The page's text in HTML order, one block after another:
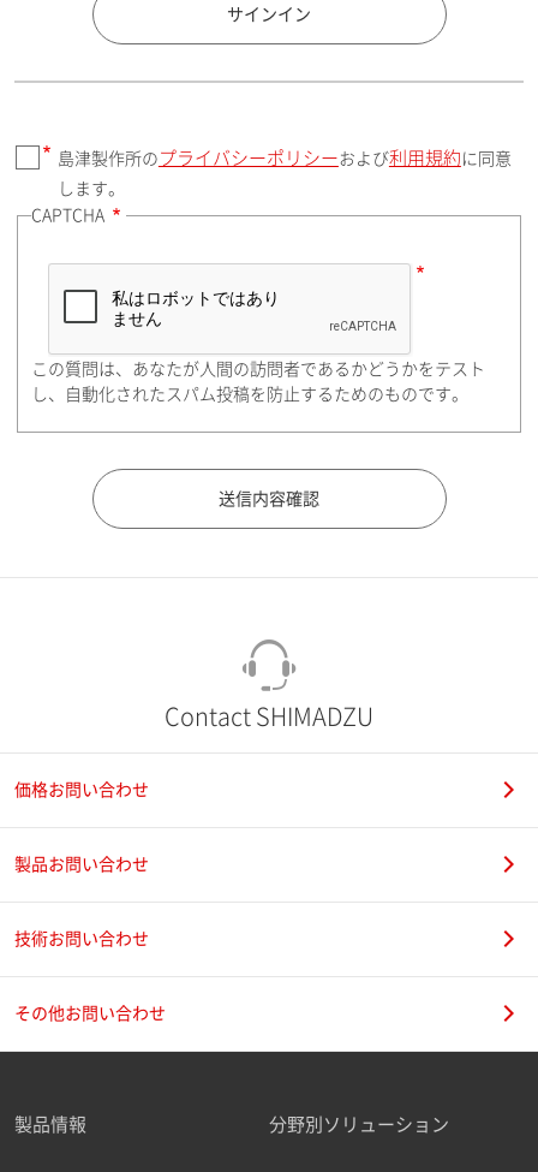
国 / エリア
郵便番号（勤務先）
住所検索
都道府県（勤務先）
ご勤務先
サインイン
島津製作所の プライバシーポリシー および利用規約 に同意
します。
CAPTCHA
この質問は、あなたが人間の訪問者であるかどうかをテスト
し、自動化されたスパム投稿を防止するためのものです。
Contact SHIMADZU
価格お問い合わせ
製品お問い合わせ
技術お問い合わせ
その他お問い合わせ
製品情報 分野別ソリューション